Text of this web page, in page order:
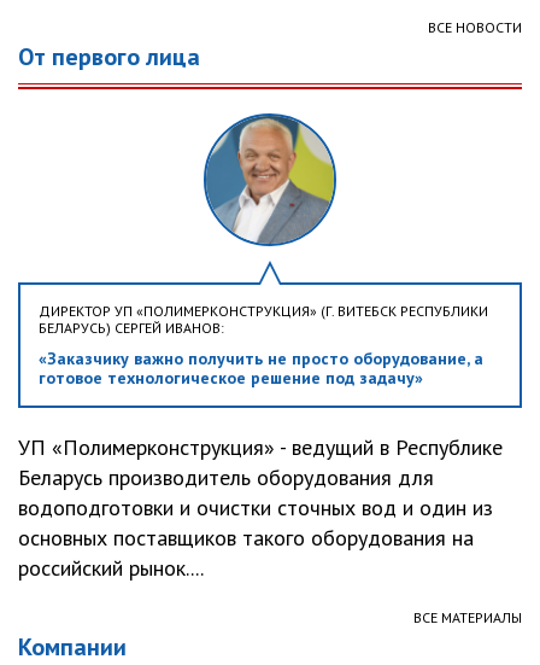
ВСЕ НОВОСТИ
От первого лица
ДИРЕКТОР УП «ПОЛИМЕРКОНСТРУКЦИЯ» (Г. ВИТЕБСК РЕСПУБЛИКИ
БЕЛАРУСЬ) СЕРГЕЙ ИВАНОВ:
«Заказчику важно получить не просто оборудование, а
готовое технологическое решение под задачу»
УП «Полимерконструкция» - ведущий в Республике
Беларусь производитель оборудования для
водоподготовки и очистки сточных вод и один из
основных поставщиков такого оборудования на
российский рынок....
ВСЕ МАТЕРИАЛЫ
Компании